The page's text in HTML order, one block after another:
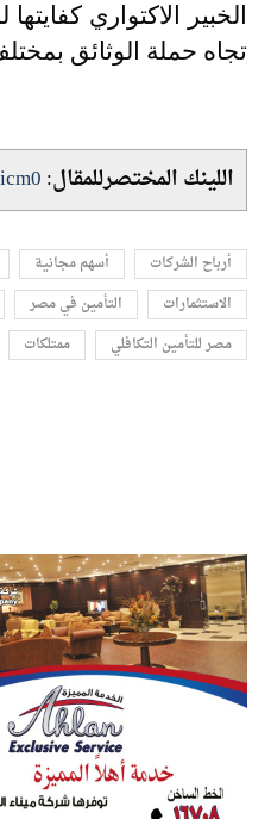
الخبير الاكتواري
تجاه حملة الوثائق
اللينك المختصرللمقال:
أرباح الشركات أسهم مجانية
الاستثمارات
التأمين في مصر
مصر للتأمين التكافلي
ممتلكات